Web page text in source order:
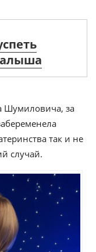
Шумиловича, за
так и не
случай.